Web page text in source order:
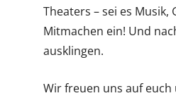
Theaters – sei es
Mitmachen ein! Und
ausklingen.
Wir freuen uns auf